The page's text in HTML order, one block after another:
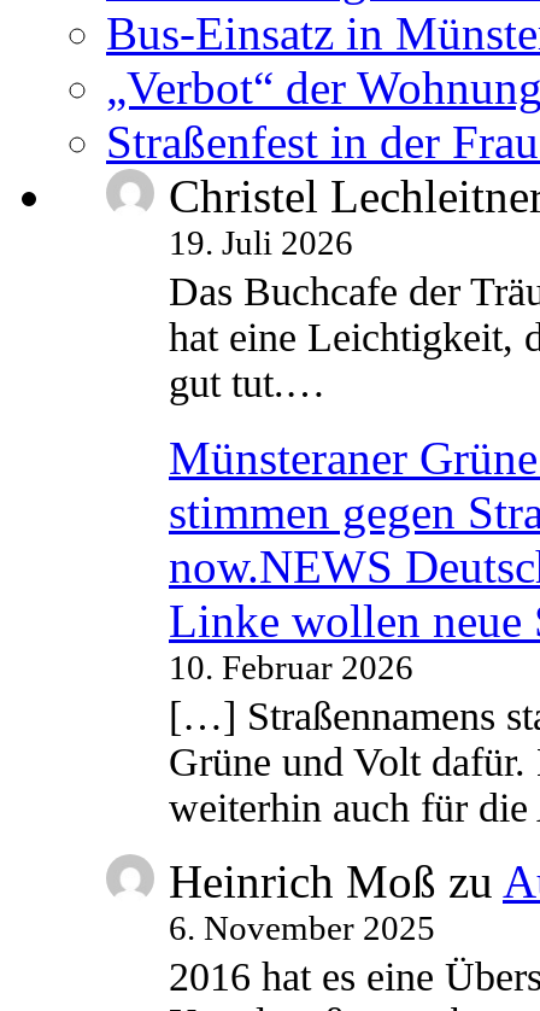
Bus-Einsatz in
„Verbot“ der
Straßenfest in der
Christel
19. Juli 2026
Das Buchcafe der
hat eine Leichtigkeit,
gut tut.…
Münsteraner
stimmen gegen
now.NEWS
Linke wollen neue
10. Februar 2026
[…] Straßennamens
Grüne und Volt
weiterhin auch für
Heinrich Moß zu
6. November 2025
2016 hat es eine